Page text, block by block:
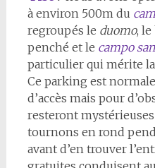
à environ 500m du
regroupés le duomo,
penché et le campo
particulier qui mérite
Ce parking est
d’accès mais pour
resteront
tournons en rond
avant d’en trouver